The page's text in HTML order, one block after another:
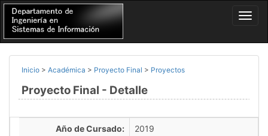
Inicio > Académica > Proyecto Final > Proyectos
Proyecto Final - Detalle
Año de Cursado: 2019